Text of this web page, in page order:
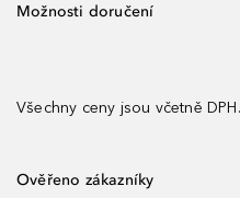
Možnosti doručení
Všechny ceny jsou včetně DPH.
Ověřeno zákazníky